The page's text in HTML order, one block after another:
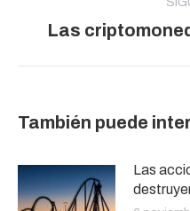
Las
También puede
Las